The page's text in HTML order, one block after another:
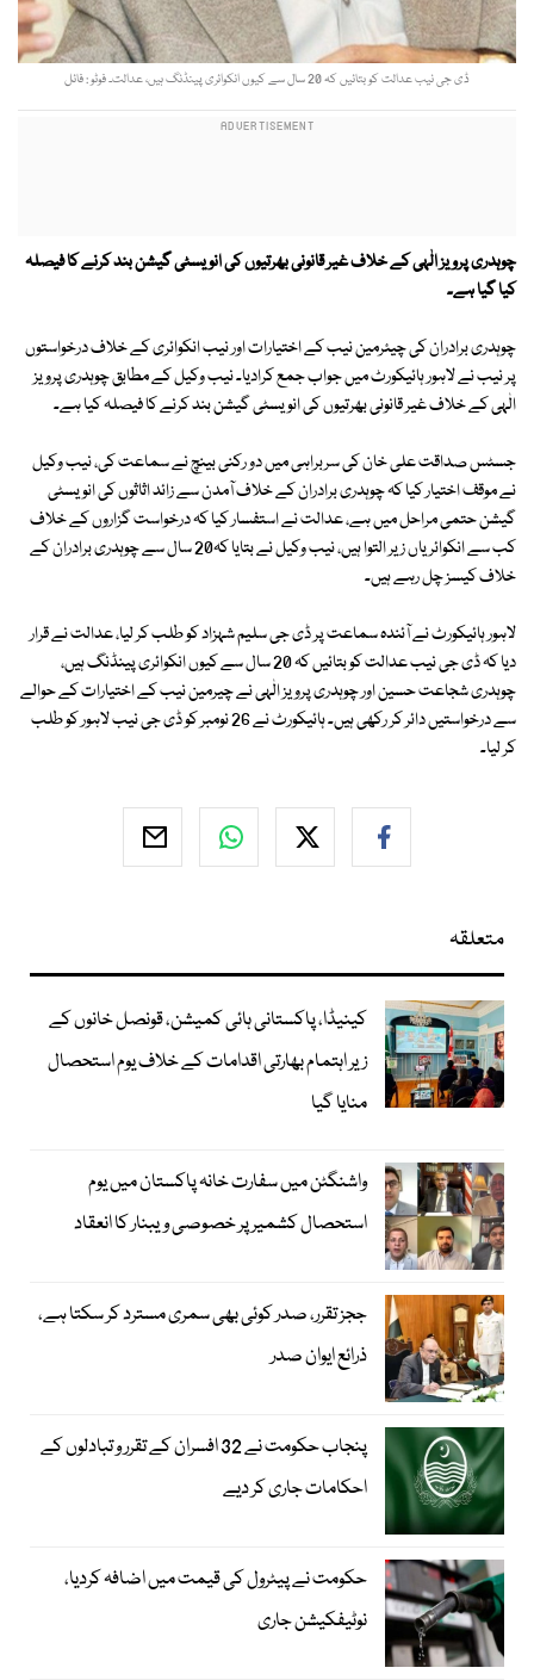
ڈی جی نیب عدالت کو بتائیں کہ 20 سال سے کیوں انکوائری پینڈنگ ہیں، عدالت۔ فوٹو : فائل
چوہدری پرویز الٰہی کے خلاف غیر قانونی بھرتیوں کی انویسٹی گیشن بند کرنے کا فیصلہ
کیا گیا ہے۔
چوہدری برادران کی چیئرمین نیب کے اختیارات اور نیب انکوائری کے خلاف درخواستوں
پر نیب نے لاہور ہائیکورٹ میں جواب جمع کرادیا۔ نیب وکیل کے مطابق چوہدری پرویز
الٰہی کے خلاف غیر قانونی بھرتیوں کی انویسٹی گیشن بند کرنے کا فیصلہ کیا ہے۔
جسٹس صداقت علی خان کی سربراہی میں دو رکنی بینچ نے سماعت کی، نیب وکیل
نے موقف اختیار کیا کہ چوہدری برادران کے خلاف آمدن سے زائد اثاثوں کی انویسٹی
گیشن حتمی مراحل میں ہے، عدالت نے استفسار کیا کہ درخواست گزاروں کے خلاف
کب سے انکوائریاں زیر التوا ہیں، نیب وکیل نے بتایا کہ20 سال سے چوہدری برادران کے
خلاف کیسز چل رہے ہیں۔
لاہور ہائیکورٹ نے آئندہ سماعت پر ڈی جی سلیم شہزاد کو طلب کر لیا، عدالت نے قرار
دیا کہ ڈی جی نیب عدالت کو بتائیں کہ 20 سال سے کیوں انکوائری پینڈنگ ہیں،
چوہدری شجاعت حسین اور چوہدری پرویز الٰہی نے چیرمین نیب کے اختیارات کے حوالے
سے درخواستیں دائر کر رکھی ہیں۔ ہائیکورٹ نے 26 نومبر کو ڈی جی نیب لاہور کو طلب
کر لیا۔
متعلقہ
کینیڈا، پاکستانی ہائی کمیشن، قونصل خانوں کے
زیر اہتمام بھارتی اقدامات کے خلاف یوم استحصال
منایا گیا
واشنگٹن میں سفارت خانہ پاکستان میں یوم
استحصال کشمیر پر خصوصی ویبنار کا انعقاد
ججز تقرر، صدر کوئی بھی سمری مسترد کر سکتا ہے،
ذرائع ایوان صدر
پنجاب حکومت نے 32 افسران کے تقرر و تبادلوں کے
احکامات جاری کر دیے
حکومت نے پیٹرول کی قیمت میں اضافہ کردیا،
نوٹیفکیشن جاری